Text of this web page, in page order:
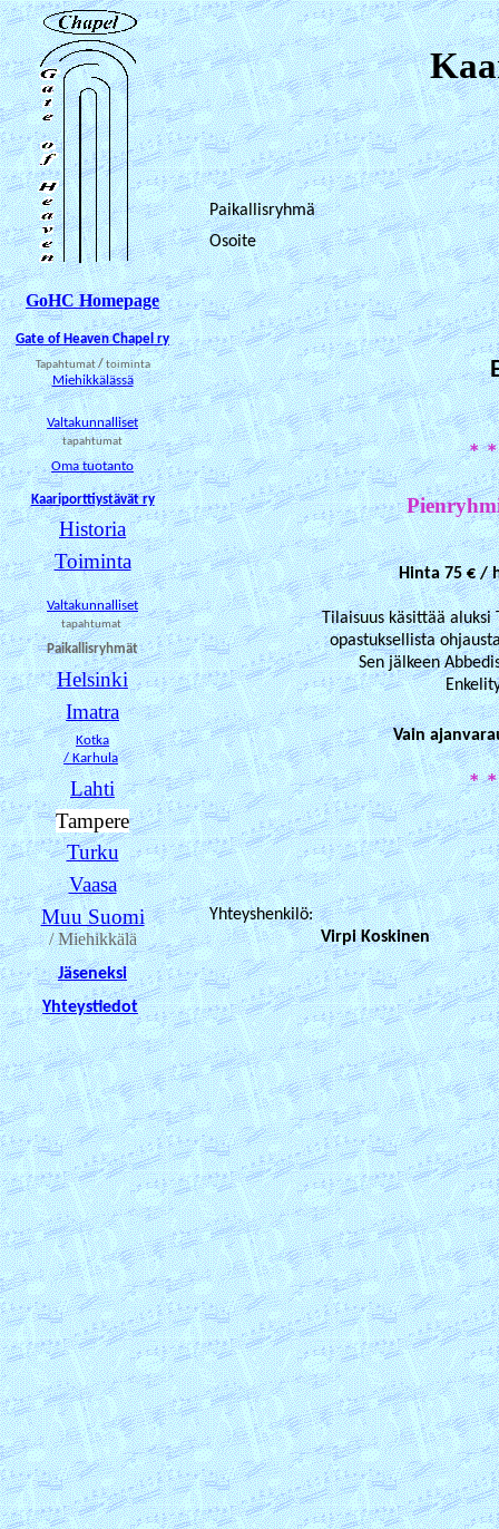
GoHC Homepage
Gate of Heaven Chapel ry
Tapahtumat/toiminta
Miehikkälässä
Valtakunnalliset
tapahtumat
Oma tuotanto
Kaariporttiystävät ry
Historia
Toiminta
Valtakunnalliset
tapahtumat
Paikallisryhmät
Helsinki
Imatra
Kotka
/ Karhula
Lahti
Tampere
Turku
Vaasa
Muu Suomi
/ Miehikkälä
Jäseneksi
Yhteystiedot
Paikallisryhmä
Osoite
*
Hinta 75 € /
Tilaisuus käsittää aluksi
opastuksellista
Sen jälkeen
Vain
*
Yhteyshenkilö:
Virpi